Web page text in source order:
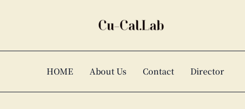
HOME About Us Contact Director